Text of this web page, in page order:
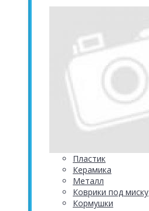
Пластик
Керамика
Металл
Коврики под миску
Кормушки